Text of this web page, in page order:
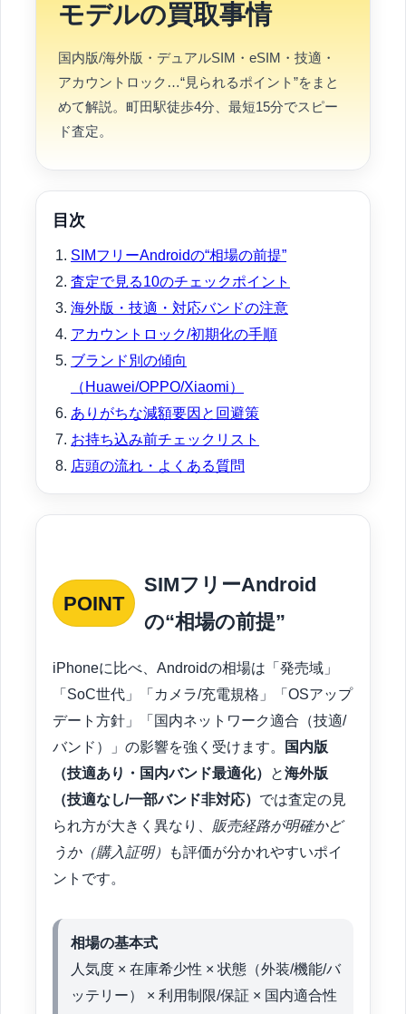
モデルの買取事情
国内版/海外版・デュアルSIM・eSIM・技適・
アカウントロック…“見られるポイント”をまと
めて解説。町田駅徒歩4分、最短15分でスピー
ド査定。
目次
SIMフリーAndroidの“相場の前提”
査定で見る10のチェックポイント
海外版・技適・対応バンドの注意
アカウントロック/初期化の手順
ブランド別の傾向
（Huawei/OPPO/Xiaomi）
ありがちな減額要因と回避策
お持ち込み前チェックリスト
店頭の流れ・よくある質問
POINT
SIMフリーAndroid
の“相場の前提”
iPhoneに比べ、Androidの相場は「発売域」
「SoC世代」「カメラ/充電規格」「OSアップ
デート方針」「国内ネットワーク適合（技適/
バンド）」の影響を強く受けます。
国内版
（技適あり・国内バンド最適化）
と海外版
（技適なし/一部バンド非対応） では査定の見
られ方が大きく異なり、 販売経路が明確かど
うか（購入証明）
も評価が分かれやすいポイ
ントです。
相場の基本式
人気度 × 在庫希少性 × 状態（外装/機能/バ
ッテリー） × 利用制限/保証 × 国内適合性